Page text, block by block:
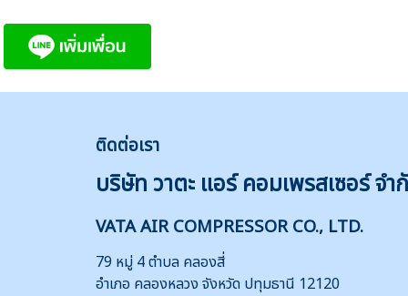
ติดต่อเรา
บริษัท วาตะ แอร์ คอมเพรสเซอร์ จำ
VATA AIR COMPRESSOR CO., LTD.
79 หมู่ 4 ตำบล คลองสี่
อำเภอ คลองหลวง จังหวัด ปทุมธานี 12120